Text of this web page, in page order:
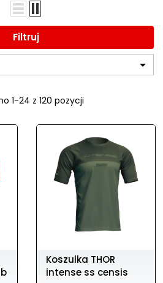
Filtruj

1-24 z 120 pozycji
Koszulka THOR
intense ss censis